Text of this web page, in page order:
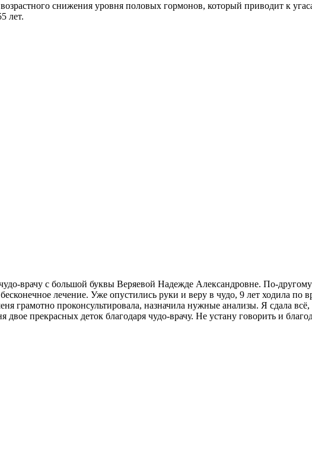
снижения уровня половых гормонов, который приводит к
лет.
врачу с большой буквы Веряевой Надежде Александровне. По-
лечение. Уже опустились руки и веру в чудо, 9 лет ходила
грамотно проконсультировала, назначила нужные анализы. Я сдала
прекрасных деток благодаря чудо-врачу. Не устану говорить и